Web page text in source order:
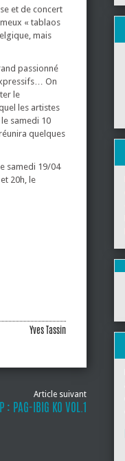
et de concert
« tablaos
mais
passionné
On
le
les artistes
samedi 10
quelques
samedi 19/04
20h, le
Yves Tassin
Article suivant
: PAG-IBIG KO VOL.1